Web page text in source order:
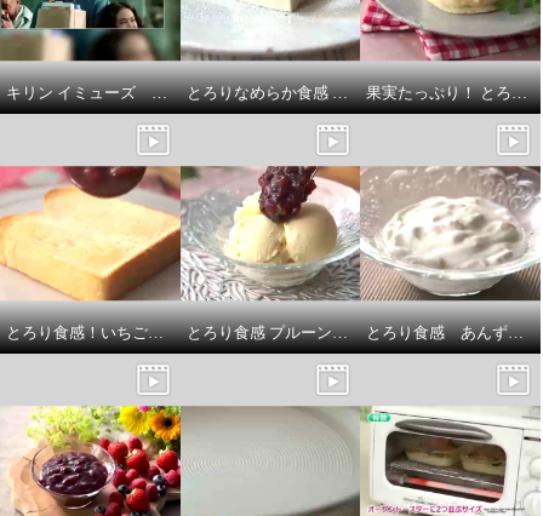
クラレトレーディング 窓際や間
仕切りに 簡単設置で節電対策！
カットでサイズ調整も可！ 遮
熱・防炎のれん エコクール １
クラレトレーディング 窓際や間
仕切りに 簡単設置で節電対策！
カットでサイズ調整も可！ 遮
熱・防炎のれん エコクール １
キリン イミューズ 免疫ケア ４袋セット ＜機能性表示食品＞ とろりなめらか食感 いちじくジャム 果実たっぷり！ とろりなめらか食感の ブルーベリージャム （プレザーブスタイル）
とろり食感！いちごジャム （プレザーブスタイル） とろり食感 プルーンジャム とろり食感 あんずジャム